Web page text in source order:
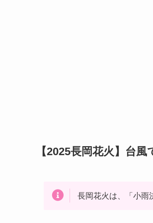
【2025長岡花火】台
長岡花火は、「小雨